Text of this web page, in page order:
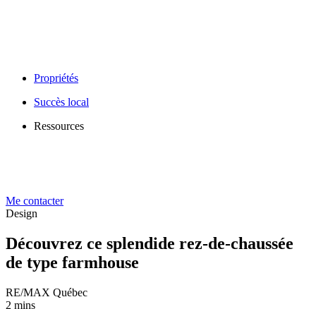
Propriétés
Succès local
Ressources
Me contacter
Design
Découvrez ce splendide rez-de-chaussée
de type farmhouse
RE/MAX Québec
2 mins